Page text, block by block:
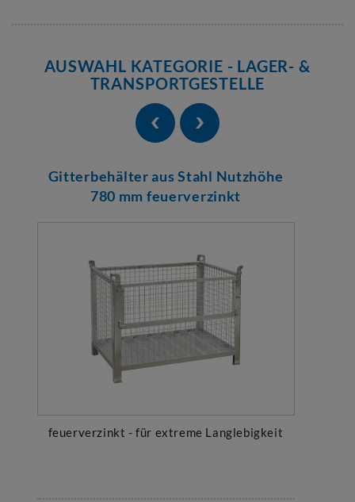
AUSWAHL KATEGORIE - LAGER- &
TRANSPORTGESTELLE
Gitterbehälter aus Stahl Nutzhöhe
780 mm feuerverzinkt
feuerverzinkt - für extreme Langlebigkeit